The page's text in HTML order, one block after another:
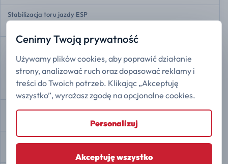
Stabilizacja toru jazdy ESP
Asystent zmiany pasa ruchu
Dostępne
Ostrzeganie przed opuszczeniem pasa
Dostępne
Adaptacyjny tempomat
Cenimy Twoją prywatność
Używamy plików cookies, aby poprawić działanie
strony, analizować ruch oraz dopasować reklamy i
treści do Twoich potrzeb. Klikając „Akceptuję
wszystko”, wyrażasz zgodę na opcjonalne cookies.
Personalizuj
Akceptuję wszystko